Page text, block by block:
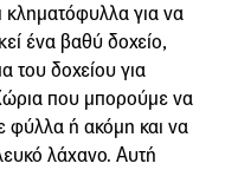
κληματόφυλλα για να
ένα βαθύ δοχείο,
του δοχείου για
που μπορούμε να
φύλλα ή ακόμη και να
λάχανο. Αυτή